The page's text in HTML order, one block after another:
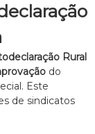
Rural
do
Este
de sindicatos